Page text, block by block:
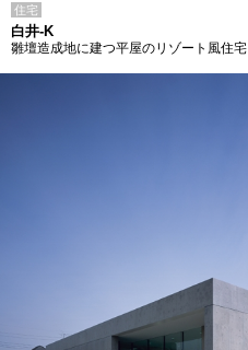
住宅
白井-K
雛壇造成地に建つ平屋のリゾート風住宅